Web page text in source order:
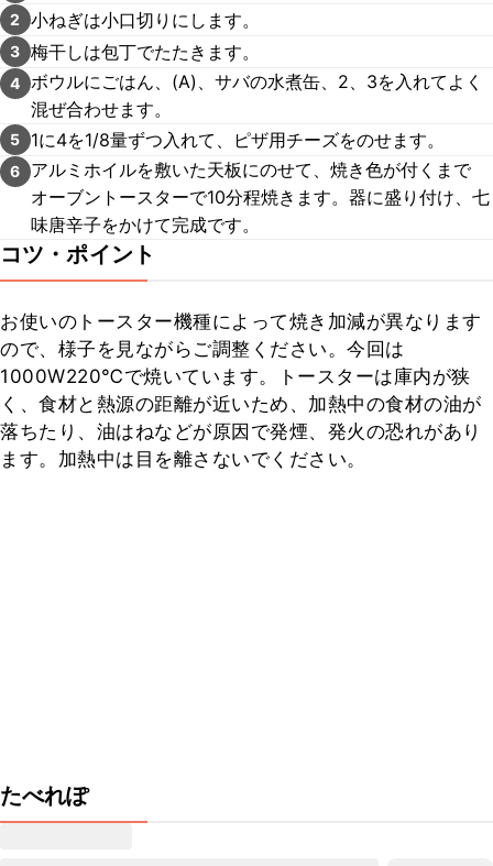
2 小ねぎは小口切りにします。
3 梅干しは包丁でたたきます。
4 ボウルにごはん、(A)、サバの水煮缶、2、3を入れてよく
混ぜ合わせます。
5 1に4を1/8量ずつ入れて、ピザ用チーズをのせます。
6
アルミホイルを敷いた天板にのせて、焼き色が付くまで
オーブントースターで10分程焼きます。器に盛り付け、七
味唐辛子をかけて完成です。
コツ・ポイント
お使いのトースター機種によって焼き加減が異なります
ので、様子を見ながらご調整ください。今回は
1000W220℃で焼いています。トースターは庫内が狭
く、食材と熱源の距離が近いため、加熱中の食材の油が
落ちたり、油はねなどが原因で発煙、発火の恐れがあり
ます。加熱中は目を離さないでください。
たべれぽ